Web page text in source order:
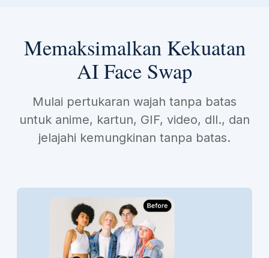
Memaksimalkan Kekuatan
AI Face Swap
Mulai pertukaran wajah tanpa batas
untuk anime, kartun, GIF, video, dll., dan
jelajahi kemungkinan tanpa batas.